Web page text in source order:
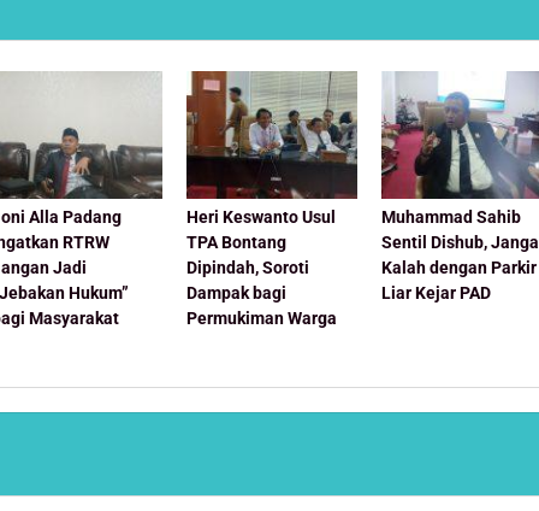
Alla Padang
RTRW
Jadi
Hukum”
Masyarakat
Heri Keswanto Usul
TPA Bontang
Dipindah, Soroti
Dampak bagi
Permukiman Warga
Muhammad Sahib
Sentil Dishub,
Kalah dengan Parkir
Liar Kejar PAD